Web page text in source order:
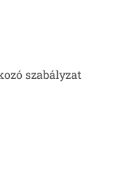
szabályzat